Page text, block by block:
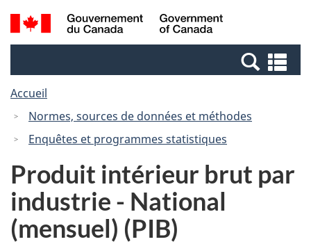
Passer
au
Passer
à
Canada
Recherche
et
et
Accueil
Normes, sources de données et méthodes
Enquêtes et programmes statistiques
Produit intérieur brut par
industrie - National
(mensuel) (PIB)